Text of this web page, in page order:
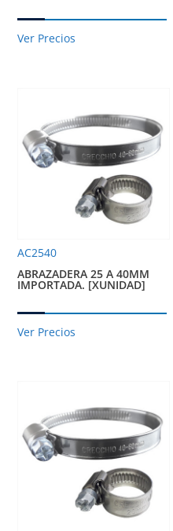
Ver Precios
AC2540
ABRAZADERA 25 A 40MM
IMPORTADA. [XUNIDAD]
Ver Precios